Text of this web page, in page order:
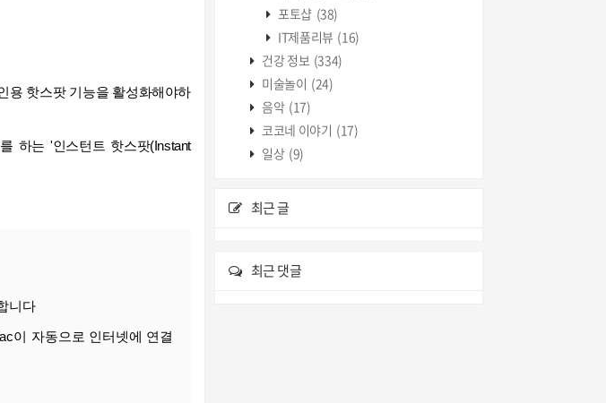
용 핫스팟 기능을 활성화해야하
하는 '인스턴트 핫스팟(Instant
니다
이 자동으로 인터넷에 연결
포토샵 (38)
IT제품리뷰 (16)
건강 정보 (334)
미술놀이 (24)
음악 (17)
코코네 이야기 (17)
일상 (9)
최근 글
최근 댓글